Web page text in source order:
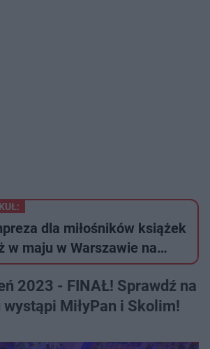
dla miłośników książek
w maju w Warszawie na…
2023 - FINAŁ! Sprawdź na
MiłyPan i Skolim!